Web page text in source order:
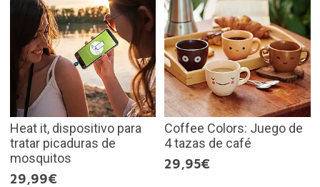
Heat it, dispositivo para
tratar picaduras de
mosquitos
29,99€
Coffee Colors: Juego de
4 tazas de café
29,95€